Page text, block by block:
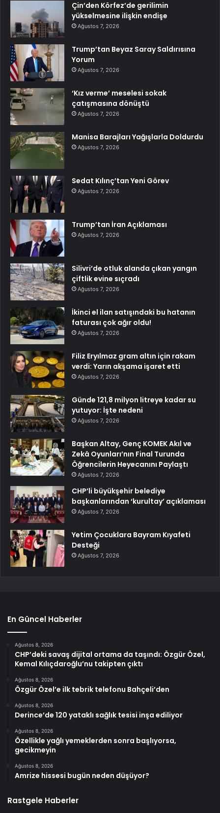
Çin’den Körfez’de gerilimin
yükselmesine ilişkin endişe
Ağustos 7, 2026
Trump’tan Beyaz Saray Saldırısına
Yorum
Ağustos 7, 2026
‘Kız verme’ meselesi sokak
çatışmasına dönüştü
Ağustos 7, 2026
Manisa Barajları Yağışlarla Doldurdu
Ağustos 7, 2026
Sedat Kılınç’tan Yeni Görev
Ağustos 7, 2026
Trump’tan İran Açıklaması
Ağustos 7, 2026
Silivri’de otluk alanda çıkan yangın
çiftlik evine sıçradı
Ağustos 7, 2026
İkinci el ilan satışındaki bu hatanın
faturası çok ağır oldu!
Ağustos 7, 2026
Filiz Eryılmaz gram altın için rakam
verdi: Yarın akşama işaret etti
Ağustos 7, 2026
Günde 121,8 milyon litreye kadar su
yutuyor: İşte nedeni
Ağustos 7, 2026
Başkan Altay, Genç KOMEK Akıl ve
Zekâ Oyunları’nın Final Turunda
Öğrencilerin Heyecanını Paylaştı
Ağustos 7, 2026
CHP’li büyükşehir belediye
başkanlarından ‘kurultay’ açıklaması
Ağustos 7, 2026
Yetim Çocuklara Bayram Kıyafeti
Desteği
Ağustos 7, 2026
En Güncel Haberler
Ağustos 8, 2026
CHP’deki savaş dijital ortama da taşındı: Özgür Özel,
Kemal Kılıçdaroğlu’nu takipten çıktı
Ağustos 8, 2026
Özgür Özel’e ilk tebrik telefonu Bahçeli’den
Ağustos 8, 2026
Derince’de 120 yataklı sağlık tesisi inşa ediliyor
Ağustos 8, 2026
Özellikle yağlı yemeklerden sonra başlıyorsa,
gecikmeyin
Ağustos 8, 2026
Amrize hissesi bugün neden düşüyor?
Rastgele Haberler